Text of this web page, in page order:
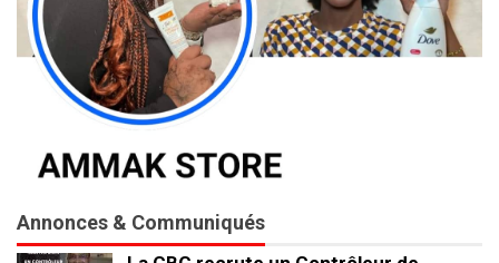
Annonces & Communiqués